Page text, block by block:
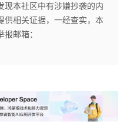
现本社区中有涉嫌抄袭的内
供相关证据，一经查实，本
邮箱：